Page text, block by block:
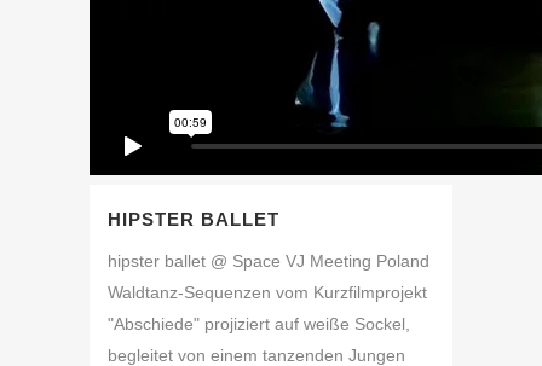
HIPSTER BALLET
hipster ballet @ Space VJ Meeting Poland
Waldtanz-Sequenzen vom Kurzfilmprojekt
"Abschiede" projiziert auf weiße Sockel,
begleitet von einem tanzenden Jungen